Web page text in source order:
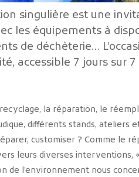
singulière est une
les équipements à
de déchèterie…
accessible 7 jours sur
la réparation, le
différents stands, ateliers
customiser ? Comme le
leurs diverses interventions,
de l’environnement nous